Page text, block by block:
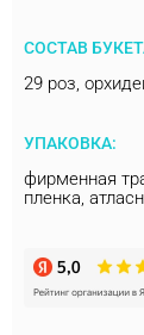
СОСТАВ
29 роз,
УПАКОВКА:
фирменная
пленка,